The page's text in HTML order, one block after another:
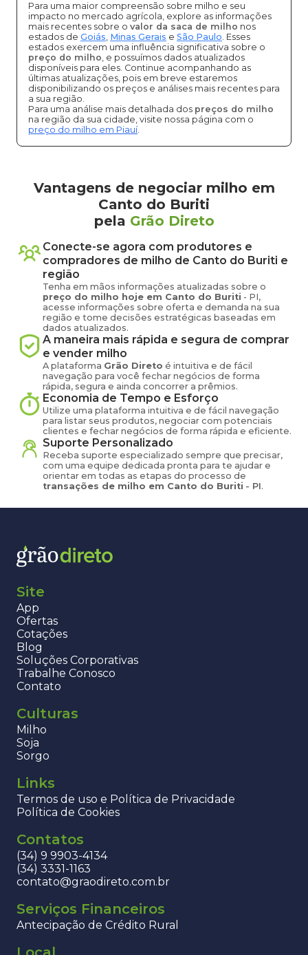
Para uma maior compreensão sobre milho e seu
impacto no mercado agrícola, explore as informações
mais recentes sobre o valor da saca de milho nos
estados de Goiás, Minas Gerais e São Paulo. Esses
estados exercem uma influência significativa sobre o
preço do milho, e possuímos dados atualizados
disponíveis para eles. Continue acompanhando as
últimas atualizações, pois em breve estaremos
disponibilizando os preços e análises mais recentes para
a sua região.
Para uma análise mais detalhada dos preços do milho
na região da sua cidade, visite nossa página com o
preço do milho em Piauí.
Vantagens de negociar milho em
Canto do Buriti
pela Grão Direto
Conecte-se agora com produtores e
compradores de milho de Canto do Buriti e
região
Tenha em mãos informações atualizadas sobre o
preço do milho hoje em Canto do Buriti - PI,
acesse informações sobre oferta e demanda na sua
região e tome decisões estratégicas baseadas em
dados atualizados.
A maneira mais rápida e segura de comprar
e vender milho
A plataforma Grão Direto é intuitiva e de fácil
navegação para você fechar negócios de forma
rápida, segura e ainda concorrer a prêmios.
Economia de Tempo e Esforço
Utilize uma plataforma intuitiva e de fácil navegação
para listar seus produtos, negociar com potenciais
clientes e fechar negócios de forma rápida e eficiente.
Suporte Personalizado
Receba suporte especializado sempre que precisar,
com uma equipe dedicada pronta para te ajudar e
orientar em todas as etapas do processo de
transações de milho em Canto do Buriti - PI.
Site
App
Ofertas
Cotações
Blog
Soluções Corporativas
Trabalhe Conosco
Contato
Culturas
Milho
Soja
Sorgo
Links
Termos de uso e Política de Privacidade
Política de Cookies
Contatos
(34) 9 9903-4134
(34) 3331-1163
contato@graodireto.com.br
Serviços Financeiros
Antecipação de Crédito Rural